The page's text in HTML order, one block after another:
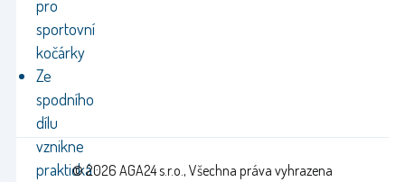
pro
sportovní
kočárky
Ze
spodního
dílu
vznikne
praktická© 2026 AGA24 s.r.o., Všechna práva vyhrazena